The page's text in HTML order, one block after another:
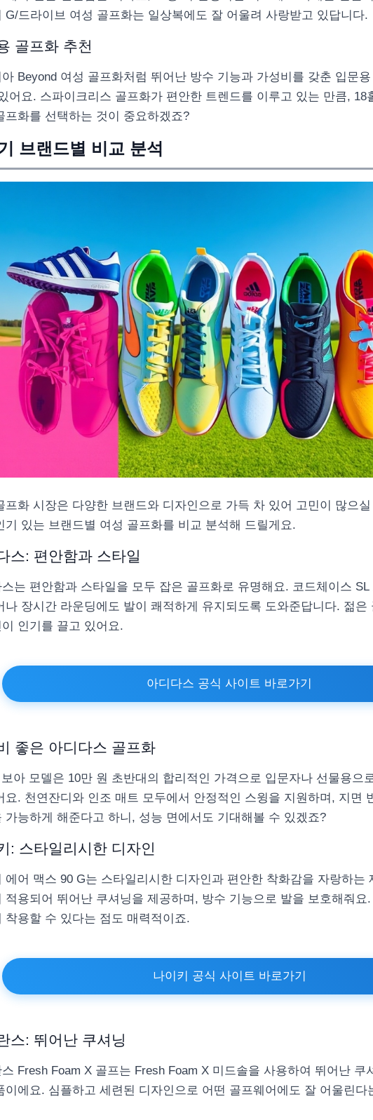
G/드라이브 여성 골프화는 일상복에도 잘 어울려 사랑받고 있답니다.
골프화 추천
Beyond 여성 골프화처럼 뛰어난 방수 기능과 가성비를 갖춘 입문
어요. 스파이크리스 골프화가 편안한 트렌드를 이루고 있는 만큼, 18
프화를 선택하는 것이 중요하겠죠?
브랜드별 비교 분석
프화 시장은 다양한 브랜드와 디자인으로 가득 차 있어 고민이 많으
기 있는 브랜드별 여성 골프화를 비교 분석해 드릴게요.
스: 편안함과 스타일
는 편안함과 스타일을 모두 잡은 골프화로 유명해요. 코드체이스
나 장시간 라운딩에도 발이 쾌적하게 유지되도록 도와준답니다. 젊은
인기를 끌고 있어요.
아디다스 공식 사이트 바로가기
좋은 아디다스 골프화
아 모델은 10만 원 초반대의 합리적인 가격으로 입문자나 선물용으
요. 천연잔디와 인조 매트 모두에서 안정적인 스윙을 지원하며, 지면
가능하게 해준다고 하니, 성능 면에서도 기대해볼 수 있겠죠?
: 스타일리시한 디자인
에어 맥스 90 G는 스타일리시한 디자인과 편안한 착화감을 자랑하는
적용되어 뛰어난 쿠셔닝을 제공하며, 방수 기능으로 발을 보호해줘요
착용할 수 있다는 점도 매력적이죠.
나이키 공식 사이트 바로가기
스: 뛰어난 쿠셔닝
Fresh Foam X 골프는 Fresh Foam X 미드솔을 사용하여 뛰어난 쿠
이에요. 심플하고 세련된 디자인으로 어떤 골프웨어에도 잘 어울린다